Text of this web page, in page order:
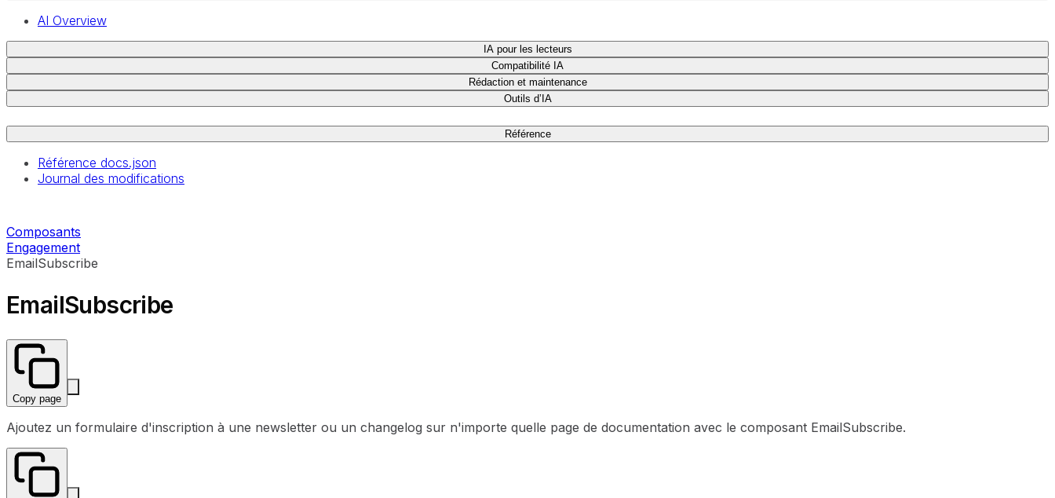
AI Overview
IA pour les lecteurs
Compatibilité IA
Rédaction et maintenance
Outils d’IA
Référence
Référence docs.json
Journal des modifications
Composants
Engagement
EmailSubscribe
EmailSubscribe
Copy page
Ajoutez un formulaire d'inscription à une newsletter ou un changelog sur n'importe quelle page de documentation avec le composant EmailSubscribe.